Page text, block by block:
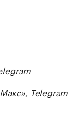
, Telegram